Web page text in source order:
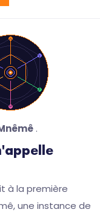
.
à la première
une instance de